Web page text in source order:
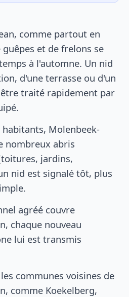
comme partout en
et de frelons se
à l'automne. Un nid
d'une terrasse ou d'un
traité rapidement par
Molenbeek-
nombreux abris
jardins,
nid est signalé tôt, plus
agréé couvre
chaque nouveau
lui est transmis
communes voisines de
comme Koekelberg,